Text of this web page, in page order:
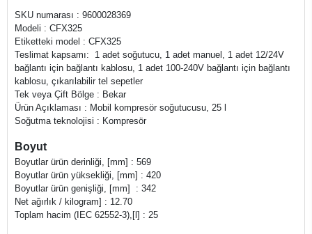
SKU numarası : 9600028369
Modeli : CFX325
Etiketteki model : CFX325
Teslimat kapsamı: 1 adet soğutucu, 1 adet manuel, 1 adet 12/24V
bağlantı için bağlantı kablosu, 1 adet 100-240V bağlantı için bağlantı
kablosu, çıkarılabilir tel sepetler
Tek veya Çift Bölge : Bekar
Ürün Açıklaması : Mobil kompresör soğutucusu, 25 l
Soğutma teknolojisi : Kompresör
Boyut
Boyutlar ürün derinliği, [mm] : 569
Boyutlar ürün yüksekliği, [mm] : 420
Boyutlar ürün genişliği, [mm] : 342
Net ağırlık / kilogram] : 12.70
Toplam hacim (IEC 62552-3),[l] : 25